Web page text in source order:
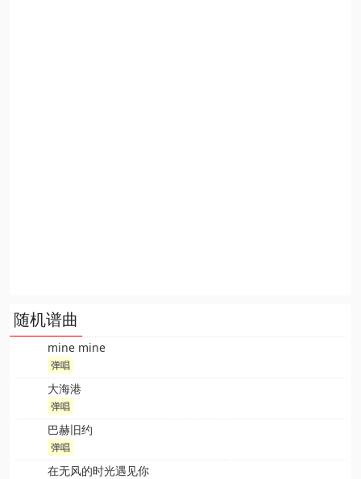
随机谱曲
mine mine
弹唱
大海港
弹唱
巴赫旧约
弹唱
在无风的时光遇见你